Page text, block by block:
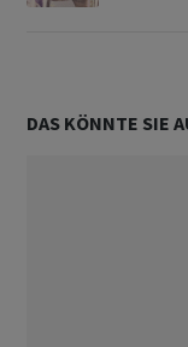
DAS KÖNNTE SIE